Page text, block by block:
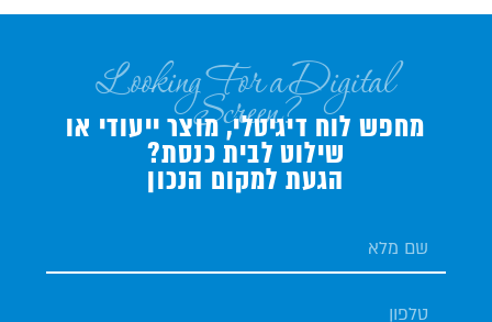
Looking For a Digital
Screen?
מחפש לוח דיגיטלי, מוצר ייעודי או
שילוט לבית כנסת?
הגעת למקום הנכון